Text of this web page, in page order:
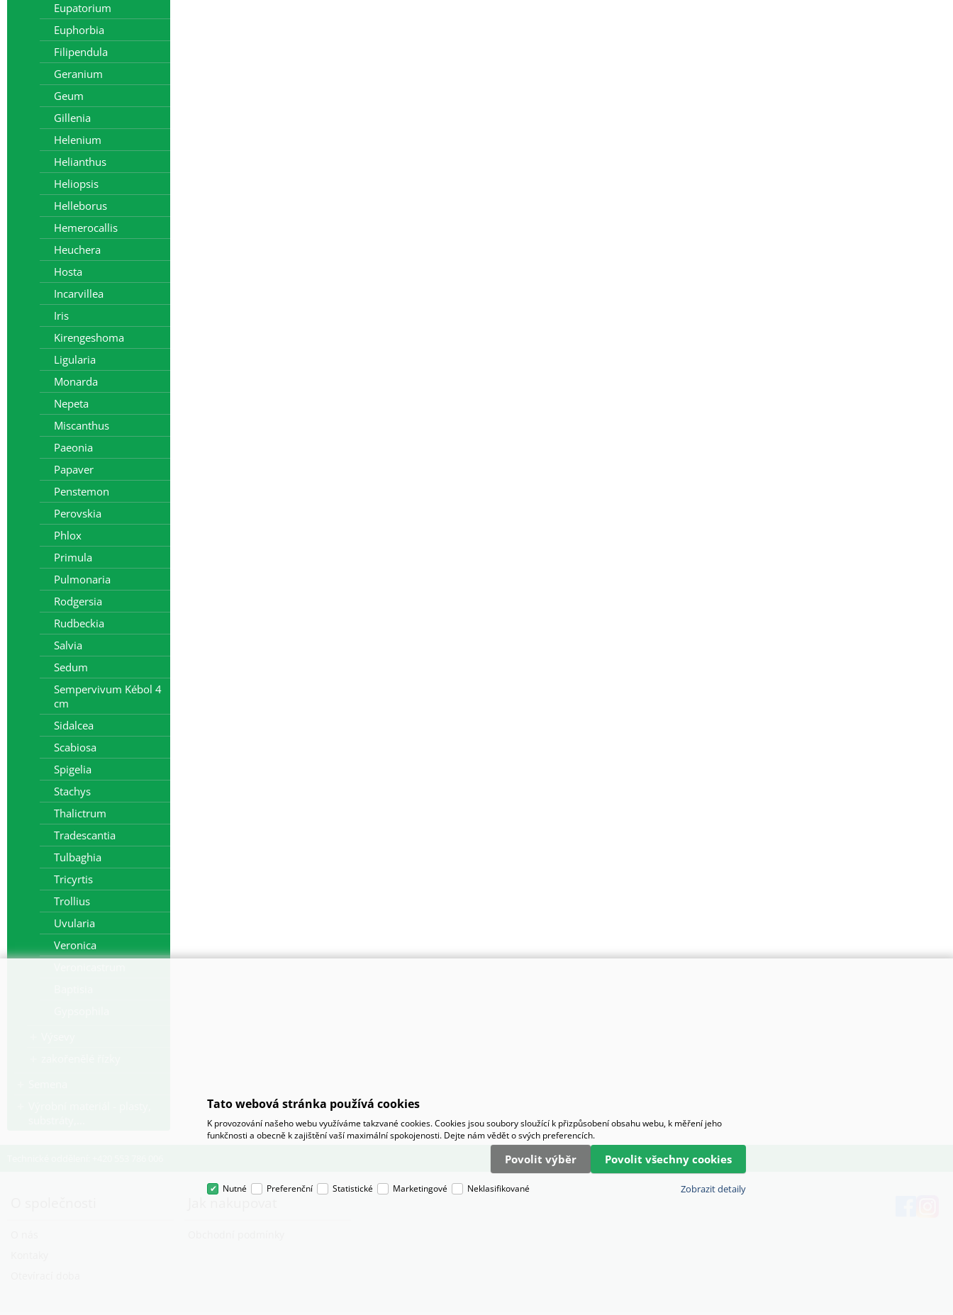
Eupatorium
Euphorbia
Filipendula
Geranium
Geum
Gillenia
Helenium
Helianthus
Heliopsis
Helleborus
Hemerocallis
Heuchera
Hosta
Incarvillea
Iris
Kirengeshoma
Ligularia
Monarda
Nepeta
Miscanthus
Paeonia
Papaver
Penstemon
Perovskia
Phlox
Primula
Pulmonaria
Rodgersia
Rudbeckia
Salvia
Sedum
Sempervivum Kébol 4
cm
Sidalcea
Scabiosa
Spigelia
Stachys
Thalictrum
Tradescantia
Tulbaghia
Tricyrtis
Trollius
Uvularia
Veronica
Tato webová stránka používá cookies
K provozování našeho webu využíváme takzvané cookies. Cookies jsou soubory sloužící k přizpůsobení obsahu webu, k měření jeho
funkčnosti a obecně k zajištění vaší maximální spokojenosti. Dejte nám vědět o svých preferencích.
Povolit výběr Povolit všechny cookies
Nutné Preferenční Statistické Marketingové Neklasifikované Zobrazit detaily